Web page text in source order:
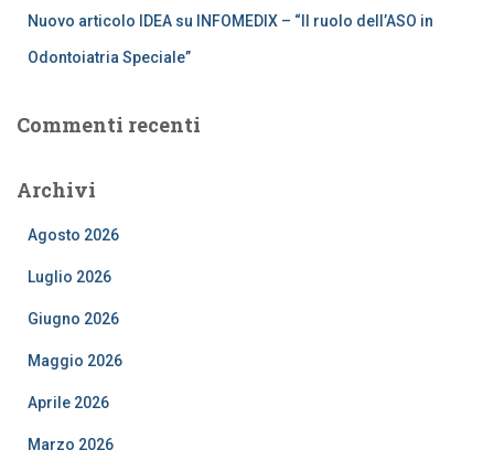
Nuovo articolo IDEA su INFOMEDIX – “Il ruolo dell’ASO in
Odontoiatria Speciale”
Commenti recenti
Archivi
Agosto 2026
Luglio 2026
Giugno 2026
Maggio 2026
Aprile 2026
Marzo 2026